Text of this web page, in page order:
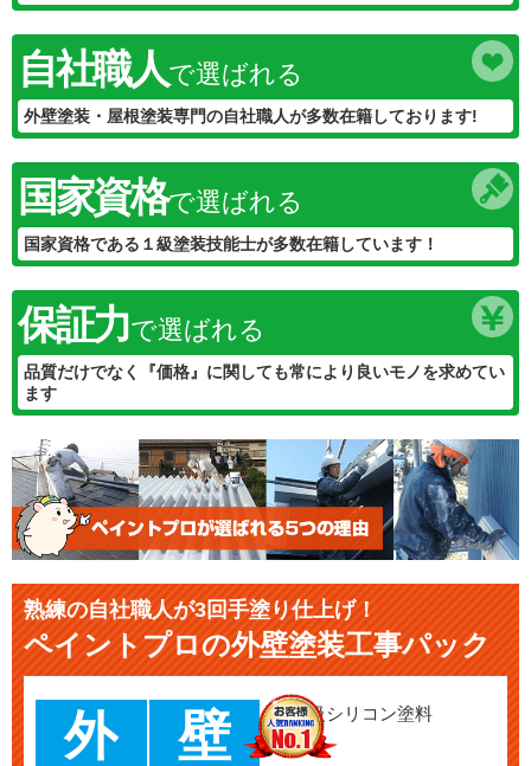
自社職人で選ばれる
外壁塗装・屋根塗装専門の自社職人が多数在籍しております!
国家資格で選ばれる
国家資格である１級塗装技能士が多数在籍しています！
保証力で選ばれる
品質だけでなく『価格』に関しても常により良いモノを求めてい
ます
熟練の自社職人が3回手塗り仕上げ！
ペイントプロの外壁塗装工事パック
外
壁